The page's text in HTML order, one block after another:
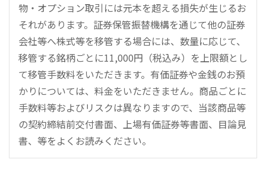
物・オプション取引には元本を超える損失が生じるお
それがあります。証券保管振替機構を通じて他の証券
会社等へ株式等を移管する場合には、数量に応じて、
移管する銘柄ごとに11,000円（税込み）を上限額とし
て移管手数料をいただきます。有価証券や金銭のお預
かりについては、料金をいただきません。商品ごとに
手数料等およびリスクは異なりますので、当該商品等
の契約締結前交付書面、上場有価証券等書面、目論見
書、等をよくお読みください。